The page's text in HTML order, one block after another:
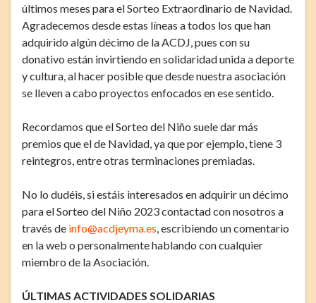
últimos meses para el Sorteo Extraordinario de Navidad.
Agradecemos desde estas líneas a todos los que han
adquirido algún décimo de la ACDJ, pues con su
donativo están invirtiendo en solidaridad unida a deporte
y cultura, al hacer posible que desde nuestra asociación
se lleven a cabo proyectos enfocados en ese sentido.
Recordamos que el Sorteo del Niño suele dar más
premios que el de Navidad, ya que por ejemplo, tiene 3
reintegros, entre otras terminaciones premiadas.
No lo dudéis, si estáis interesados en adquirir un décimo
para el Sorteo del Niño 2023 contactad con nosotros a
través de info@acdjeyma.es , escribiendo un comentario
en la web o personalmente hablando con cualquier
miembro de la Asociación.
ÚLTIMAS ACTIVIDADES SOLIDARIAS